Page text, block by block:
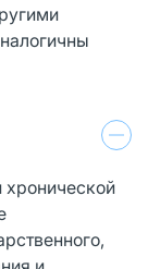
хронической